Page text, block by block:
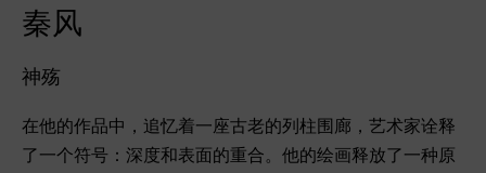
秦风
神殇
在他的作品中，追忆着一座古老的列柱围廊，艺术家诠释
了一个符号：深度和表面的重合。他的绘画释放了一种原